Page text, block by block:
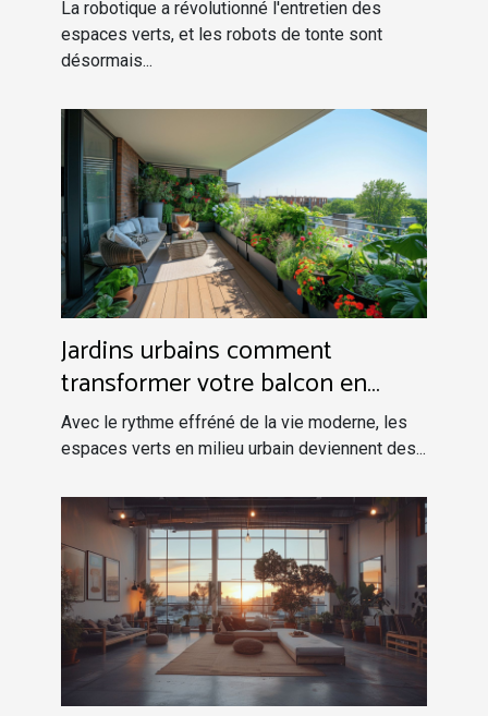
La robotique a révolutionné l'entretien des
espaces verts, et les robots de tonte sont
désormais...
Jardins urbains comment
transformer votre balcon en
oasis verte
Avec le rythme effréné de la vie moderne, les
espaces verts en milieu urbain deviennent des...